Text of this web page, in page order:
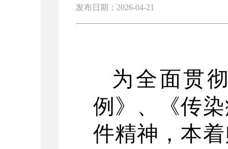
发布日期：2026-04-21
为全面贯
例》、《传
件精神，本